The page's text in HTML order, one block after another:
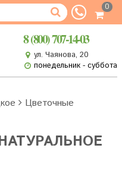
0
8 (800) 707-14-03
ул. Чаянова, 20
понедельник - суббота
Цветочные